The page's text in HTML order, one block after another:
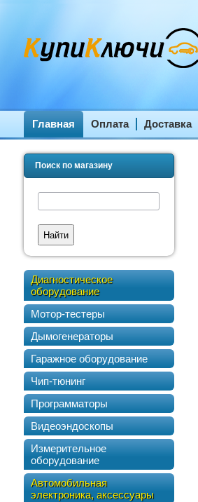
Главная Оплата Доставка
Поиск по магазину
Найти
Диагностическое
оборудование
Мотор-тестеры
Дымогенераторы
Гаражное оборудование
Чип-тюнинг
Программаторы
Видеоэндоскопы
Измерительное
оборудование
Автомобильная
электроника, аксессуары